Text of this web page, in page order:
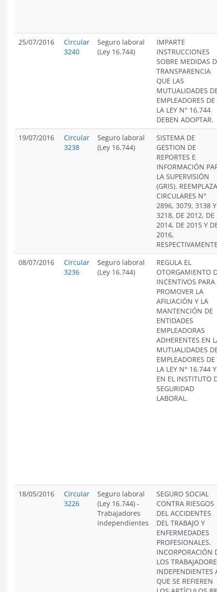
25/07/2016
Circular
3240
Seguro laboral
(Ley 16.744)
IMPARTE
INSTRUCCIONES
SOBRE MEDIDAS
TRANSPARENCIA
QUE LAS
MUTUALIDADES
EMPLEADORES DE
LA LEY N° 16.744
DEBEN ADOPTAR.
19/07/2016
Circular
3238
Seguro laboral
(Ley 16.744)
SISTEMA DE
GESTION DE
REPORTES E
INFORMACIÓN
LA SUPERVISIÓN
(GRIS). REEMPLAZA
CIRCULARES N°
2896, 3079, 3138 Y
3218, DE 2012, DE
2014, DE 2015 Y
2016,
08/07/2016
Circular
3236
Seguro laboral
(Ley 16.744)
REGULA EL
OTORGAMIENTO
INCENTIVOS PARA
PROMOVER LA
AFILIACIÓN Y LA
MANTENCIÓN DE
ENTIDADES
EMPLEADORAS
ADHERENTES EN
MUTUALIDADES
EMPLEADORES DE
LA LEY N° 16.744 Y
EN EL INSTITUTO
SEGURIDAD
LABORAL.
18/05/2016
Circular
3226
Seguro laboral
(Ley 16.744) -
Trabajadores
independientes
SEGURO SOCIAL
CONTRA RIESGOS
DEL ACCIDENTES
DEL TRABAJO Y
ENFERMEDADES
PROFESIONALES.
INCORPORACIÓN
LOS
INDEPENDIENTES
QUE SE REFIEREN